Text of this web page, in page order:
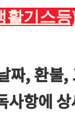
활기스
짜, 환불,
사항에